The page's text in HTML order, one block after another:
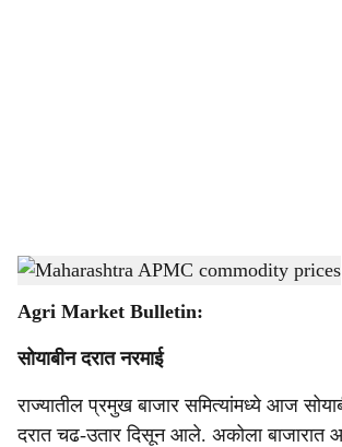
a
r
e
Maharashtra daily market price update-Agrowon
Agri Market Bulletin:
सोयाबीन दरात नरमाई
राज्यातील प्रमुख बाजार समित्यांमध्ये आज
दरात चढ-उतार दिसून आले. अकोला बाजारात